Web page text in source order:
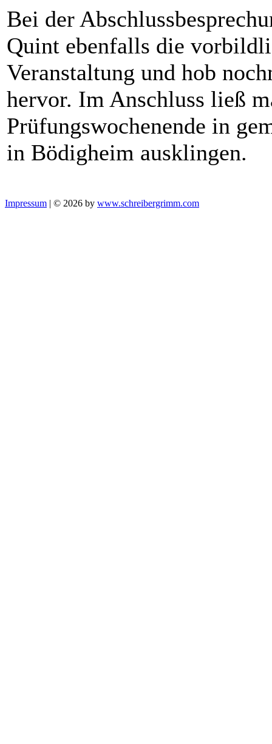
Bei der
Quint ebenfalls die
Veranstaltung und hob
hervor. Im Anschluss ließ
Prüfungswochenende in
in Bödigheim ausklingen.
Impressum | © 2026 by www.schreibergrimm.com